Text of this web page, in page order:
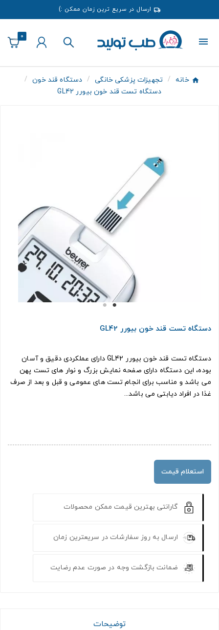
ارسال در سریع ترین زمان ممکن :)
0
خانه تجهیزات پزشکی خانگی
دستگاه قند خون
دستگاه تست قند خون بیورر GL42
دستگاه تست قند خون بیورر GL42
دستگاه تست قند خون بیورر GL42 دارای عملکردی دقیق و آسان
بوده، این دستگاه دارای صفحه نمایش بزرگ و نوار های تست پهن
می باشد و مناسب برای انجام تست های عمومی و قبل و بعد از صرف
غذا در افراد دیابتی می باشد...
استعلام قیمت
گارانتی بهترین قیمت ممکن محصولات
ارسال به روز سفارشات در سریعترین زمان
ضمانت بازگشت وجه در صورت عدم رضایت
توضیحات